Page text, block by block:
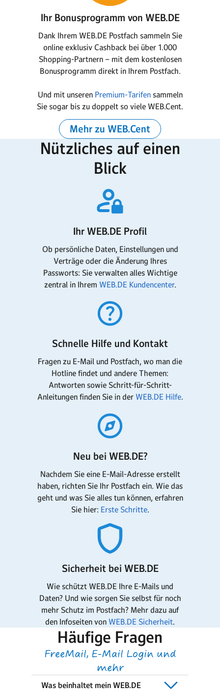
Ihr Bonusprogramm von WEB.DE
Dank Ihrem WEB.DE Postfach sammeln Sie
online exklusiv Cashback bei über 1.000
Shopping-Partnern – mit dem kostenlosen
Bonusprogramm direkt in Ihrem Postfach.
Und mit unseren Premium-Tarifensammeln
Sie sogar bis zu doppelt so viele WEB.Cent.
Mehr zu WEB.Cent
Nützliches auf einen
Blick
Ihr WEB.DE Profil
Ob persönliche Daten, Einstellungen und
Verträge oder die Änderung Ihres
Passworts: Sie verwalten alles Wichtige
zentral in Ihrem WEB.DE Kundencenter.
Schnelle Hilfe und Kontakt
Fragen zu E-Mail und Postfach, wo man die
Hotline findet und andere Themen:
Antworten sowie Schritt-für-Schritt-
Anleitungen finden Sie in der WEB.DE Hilfe.
Neu bei WEB.DE?
Nachdem Sie eine E-Mail-Adresse erstellt
haben, richten Sie Ihr Postfach ein. Wie das
geht und was Sie alles tun können, erfahren
Sie hier: Erste Schritte.
Sicherheit bei WEB.DE
Wie schützt WEB.DE Ihre E-Mails und
Daten? Und wie sorgen Sie selbst für noch
mehr Schutz im Postfach? Mehr dazu auf
den Infoseiten von WEB.DE Sicherheit.
Häufige Fragen
FreeMail, E-Mail Login und
mehr
Was beinhaltet mein WEB.DE